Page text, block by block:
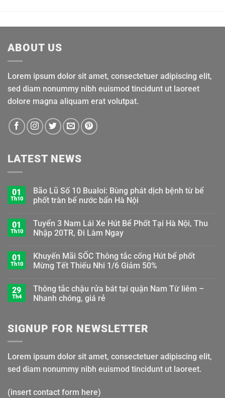
ABOUT US
Lorem ipsum dolor sit amet, consectetuer adipiscing elit,
sed diam nonummy nibh euismod tincidunt ut laoreet
dolore magna aliquam erat volutpat.
LATEST NEWS
01
Th10
Bão Lũ Số 10 Bualoi: Bùng phát dịch bệnh từ bể
phốt tràn bể nước bẩn Hà Nội
01
Th10
Tuyển 3 Nam Lái Xe Hút Bể Phốt Tại Hà Nội, Thu
Nhập 20TR, Đi Làm Ngay
01
Th10
Khuyến Mãi SỐC Thông tắc cống Hút bể phốt
Mừng Tết Thiếu Nhi 1/6 Giảm 50%
29
Th4
Thông tắc chậu rửa bát tại quận Nam Từ liêm –
Nhanh chóng, giá rẻ
SIGNUP FOR NEWSLETTER
Lorem ipsum dolor sit amet, consectetuer adipiscing elit,
sed diam nonummy nibh euismod tincidunt ut laoreet.
(insert contact form here)